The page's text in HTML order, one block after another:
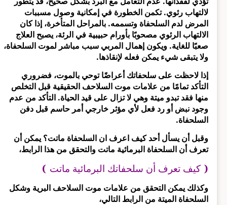
لالتهاب رئوي. تكمن الخطورة في إمكانية وصول مسببات
المرض لدم السلحفاة وتسممه. بالمراحل المتأخرة، إذا كان
الالتهاب الرئوي مصحوبًا بأورام حبيبية في الرئة، يصبح العلاج
صعبًا للغاية. ويكون إهمال المربي سبب مباشر لموت السلحفاة،
ولا يتبقى شيء يمكن فعله لإنقاذها.
إذا لاحظت على سلحفاتك أعراضًا توحي بالموت، فضروري
التأكد تمامًا من علامات موت السلاحف الحقيقية قبل التخلص
منها فقد تبدو ميتة وهي لا تزال على قيد الحياة. التأكد من عدم
وجود نبض أو رد فعل لأي مؤثر خارجي أمر حاسم قبل دفن
السلحفاة.
وقبل أن يسأل أحد كيف اعرف ان السلحفاة ماتت؟ يمكن أن
تعرف أن السلحفاة البرمائية ماتت والتحقق من هذا الرابط،
كيف تعرف أن سلحفاتك البرمائية ماتت )
وكذلك يمكن التحقق من علامات موت السلاحف البرية وشكل
السلحفاة الميتة من الرابط التالي،